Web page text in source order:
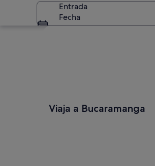
Entrada
Fecha
Viaja a Bucaramanga